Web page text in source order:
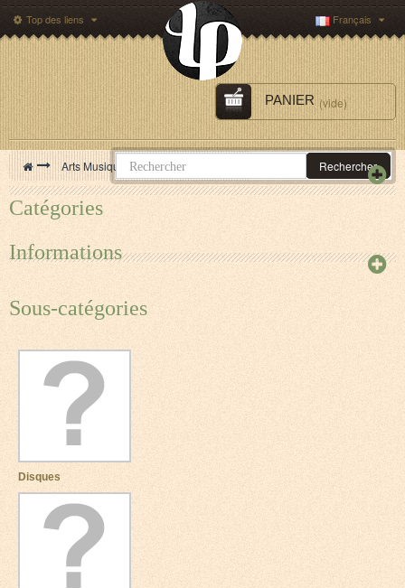
Français
Top des liens
Rechercher
PANIER (vide)
> Arts Musique Cinéma >
Catégories
Informations
Sous-catégories
Disques